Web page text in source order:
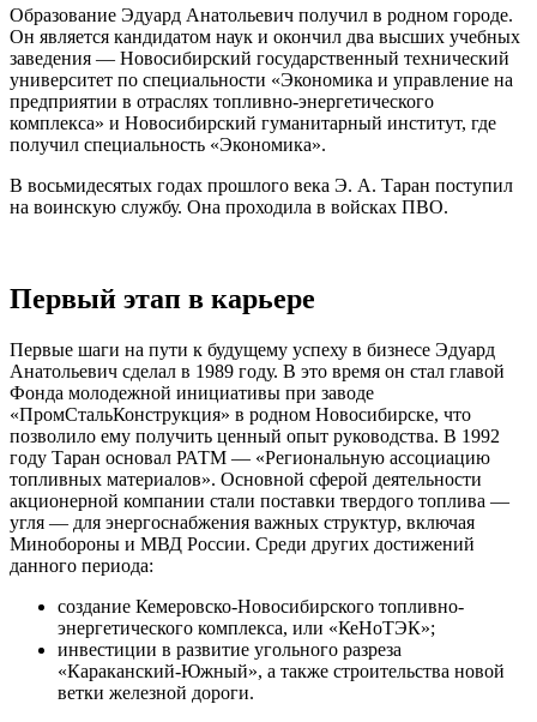
Образование Эдуард Анатольевич получил в родном городе.
Он является кандидатом наук и окончил два высших учебных
заведения — Новосибирский государственный технический
университет по специальности «Экономика и управление на
предприятии в отраслях топливно-энергетического
комплекса» и Новосибирский гуманитарный институт, где
получил специальность «Экономика».
В восьмидесятых годах прошлого века Э. А. Таран поступил
на воинскую службу. Она проходила в войсках ПВО.
Первый этап в карьере
Первые шаги на пути к будущему успеху в бизнесе Эдуард
Анатольевич сделал в 1989 году. В это время он стал главой
Фонда молодежной инициативы при заводе
«ПромСтальКонструкция» в родном Новосибирске, что
позволило ему получить ценный опыт руководства. В 1992
году Таран основал РАТМ — «Региональную ассоциацию
топливных материалов». Основной сферой деятельности
акционерной компании стали поставки твердого топлива —
угля — для энергоснабжения важных структур, включая
Минобороны и МВД России. Среди других достижений
данного периода:
создание Кемеровско-Новосибирского топливно-
энергетического комплекса, или «КеНоТЭК»;
инвестиции в развитие угольного разреза
«Караканский-Южный», а также строительства новой
ветки железной дороги.